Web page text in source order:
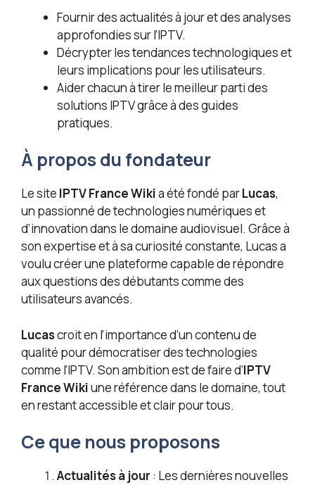
Fournir des actualités à jour et des analyses
approfondies sur l’IPTV.
Décrypter les tendances technologiques et
leurs implications pour les utilisateurs.
Aider chacun à tirer le meilleur parti des
solutions IPTV grâce à des guides
pratiques.
À propos du fondateur
Le site IPTV France Wikia été fondé parLucas,
un passionné de technologies numériques et
d’innovation dans le domaine audiovisuel. Grâce à
son expertise et à sa curiosité constante, Lucas a
voulu créer une plateforme capable de répondre
aux questions des débutants comme des
utilisateurs avancés.
Lucascroit en l’importance d’un contenu de
qualité pour démocratiser des technologies
comme l’IPTV. Son ambition est de faire d’IPTV
France Wikiune référence dans le domaine, tout
en restant accessible et clair pour tous.
Ce que nous proposons
Actualités à jour : Les dernières nouvelles